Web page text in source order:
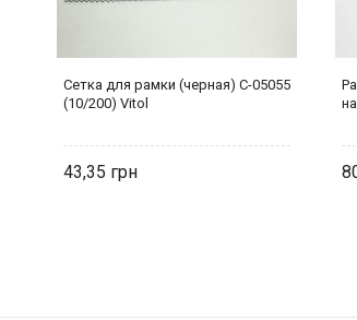
Сетка для рамки (черная) С-05055
(10/200) Vitol
43,35